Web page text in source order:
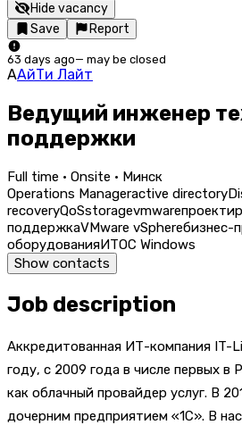
Hide vacancy
Save
Report
63 days ago— may be closed
ААйТи Лайт
Ведущий инженер
поддержки
Full time · Onsite · Минск
Operations Manageractive directory
recoveryQoSstoragevmware
поддержкаVMware vSphereбизнес-
оборудованияИТОС Windows
Show contacts
Job description
Аккредитованная ИТ-компания IT-
году, с 2009 года в числе первых в
как облачный провайдер услуг. В
дочерним предприятием «1С». В